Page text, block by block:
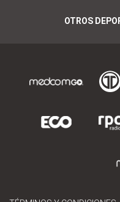
OTROS